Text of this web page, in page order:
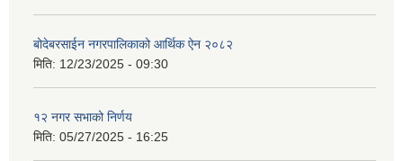
बोदेबरसाईन नगरपालिकाको आर्थिक ऐन २०८२
मिति: 12/23/2025 - 09:30
१२ नगर सभाको निर्णय
मिति: 05/27/2025 - 16:25